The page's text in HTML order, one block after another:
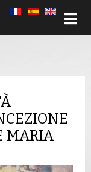
MARIA